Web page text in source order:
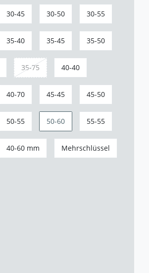
30-45 30-50 30-55
35-40 35-45 35-50
35-75 40-40
40-70 45-45 45-50
50-55 50-60 55-55
40-60 mm Mehrschlüssel